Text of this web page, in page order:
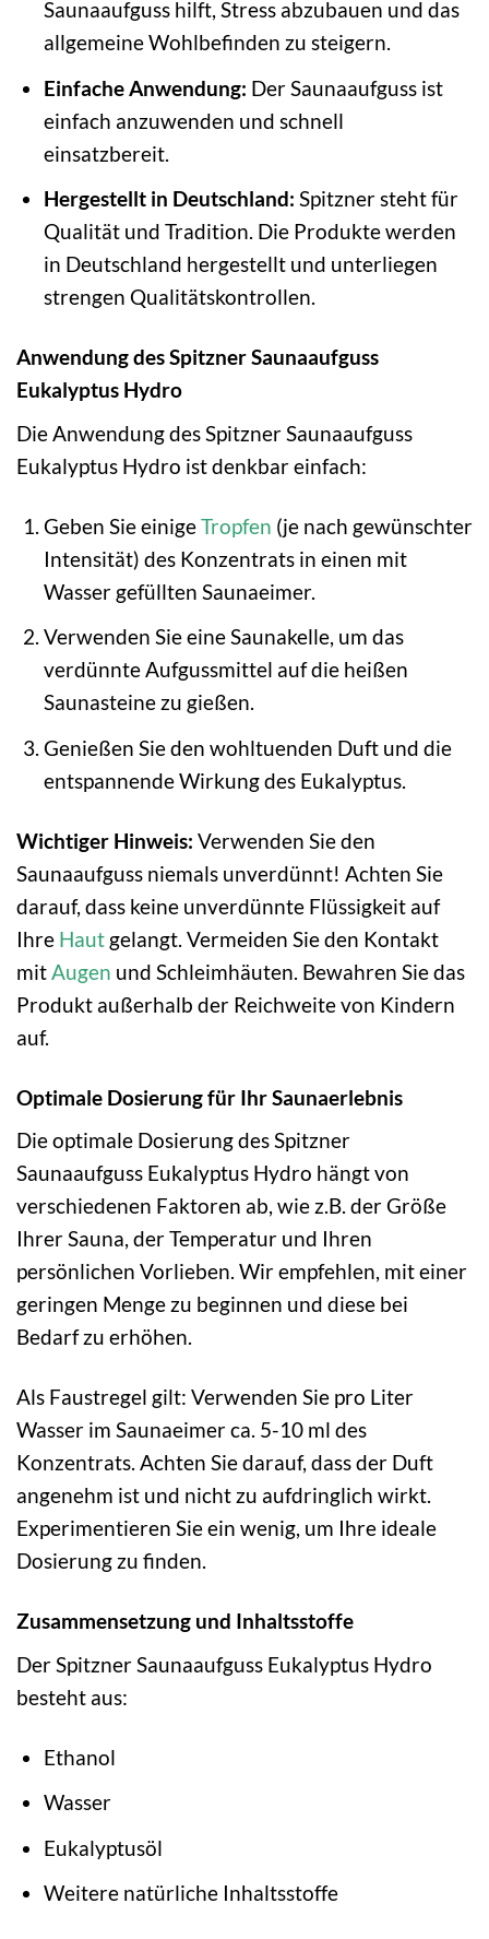
Saunaaufguss hilft, Stress abzubauen und das
allgemeine Wohlbefinden zu steigern.
Einfache Anwendung: Der Saunaaufguss ist
einfach anzuwenden und schnell
einsatzbereit.
Hergestellt in Deutschland: Spitzner steht für
Qualität und Tradition. Die Produkte werden
in Deutschland hergestellt und unterliegen
strengen Qualitätskontrollen.
Anwendung des Spitzner Saunaaufguss
Eukalyptus Hydro
Die Anwendung des Spitzner Saunaaufguss
Eukalyptus Hydro ist denkbar einfach:
Geben Sie einigeTropfen (je nach gewünschter
Intensität) des Konzentrats in einen mit
Wasser gefüllten Saunaeimer.
Verwenden Sie eine Saunakelle, um das
verdünnte Aufgussmittel auf die heißen
Saunasteine zu gießen.
Genießen Sie den wohltuenden Duft und die
entspannende Wirkung des Eukalyptus.
Wichtiger Hinweis: Verwenden Sie den
Saunaaufguss niemals unverdünnt! Achten Sie
darauf, dass keine unverdünnte Flüssigkeit auf
Ihre Haut gelangt. Vermeiden Sie den Kontakt
mit Augen und Schleimhäuten. Bewahren Sie das
Produkt außerhalb der Reichweite von Kindern
auf.
Optimale Dosierung für Ihr Saunaerlebnis
Die optimale Dosierung des Spitzner
Saunaaufguss Eukalyptus Hydro hängt von
verschiedenen Faktoren ab, wie z.B. der Größe
Ihrer Sauna, der Temperatur und Ihren
persönlichen Vorlieben. Wir empfehlen, mit einer
geringen Menge zu beginnen und diese bei
Bedarf zu erhöhen.
Als Faustregel gilt: Verwenden Sie pro Liter
Wasser im Saunaeimer ca. 5-10 ml des
Konzentrats. Achten Sie darauf, dass der Duft
angenehm ist und nicht zu aufdringlich wirkt.
Experimentieren Sie ein wenig, um Ihre ideale
Dosierung zu finden.
Zusammensetzung und Inhaltsstoffe
Der Spitzner Saunaaufguss Eukalyptus Hydro
besteht aus:
Ethanol
Wasser
Eukalyptusöl
Weitere natürliche Inhaltsstoffe